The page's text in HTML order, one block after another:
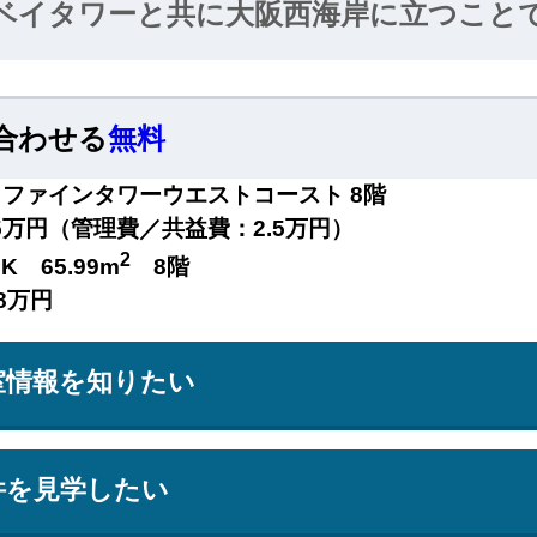
イタワーと共に大阪西海岸に立つこと
岸に誇りをもたらすことでしょう。
わせる無料
ァインタワーウエストコースト 8階
円（管理費／共益費：2.5万円）
65.99m2
8階
万円
報を知りたい
見学したい